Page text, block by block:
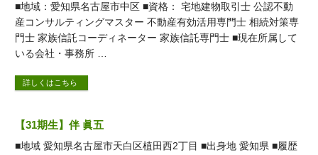
■地域：愛知県名古屋市中区 ■資格： 宅地建物取引士 公認不動
産コンサルティングマスター 不動産有効活用専門士 相続対策専
門士 家族信託コーディネーター 家族信託専門士 ■現在所属して
いる会社・事務所 …
詳しくはこちら
【31期生】伴 眞五
■地域 愛知県名古屋市天白区植田西2丁目 ■出身地 愛知県 ■履歴